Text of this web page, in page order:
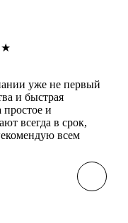
★
уже не первый
и быстрая
простое и
всегда в срок,
всем